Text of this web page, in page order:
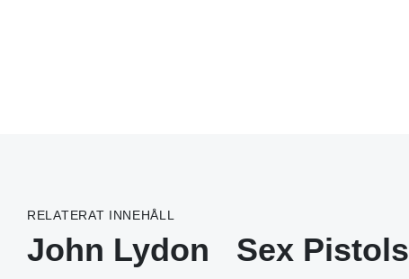
RELATERAT INNEHÅLL
John Lydon Sex Pistols